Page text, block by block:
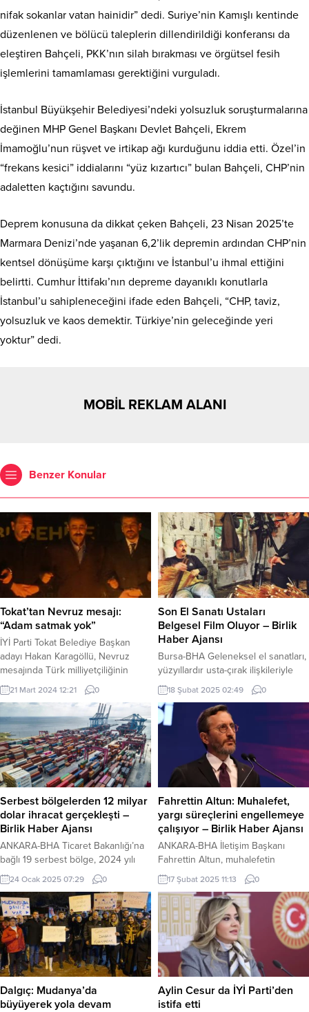
nifak sokanlar vatan hainidir” dedi. Suriye’nin Kamışlı kentinde
düzenlenen ve bölücü taleplerin dillendirildiği konferansı da
eleştiren Bahçeli, PKK’nın silah bırakması ve örgütsel fesih
işlemlerini tamamlaması gerektiğini vurguladı.
İstanbul Büyükşehir Belediyesi’ndeki yolsuzluk soruşturmalarına
değinen MHP Genel Başkanı Devlet Bahçeli, Ekrem
İmamoğlu’nun rüşvet ve irtikap ağı kurduğunu iddia etti. Özel’in
“frekans kesici” iddialarını “yüz kızartıcı” bulan Bahçeli, CHP’nin
adaletten kaçtığını savundu.
Deprem konusuna da dikkat çeken Bahçeli, 23 Nisan 2025’te
Marmara Denizi’nde yaşanan 6,2’lik depremin ardından CHP’nin
kentsel dönüşüme karşı çıktığını ve İstanbul’u ihmal ettiğini
belirtti. Cumhur İttifakı’nın depreme dayanıklı konutlarla
İstanbul’u sahipleneceğini ifade eden Bahçeli, “CHP, taviz,
yolsuzluk ve kaos demektir. Türkiye’nin geleceğinde yeri
yoktur” dedi.
MOBİL REKLAM ALANI
Benzer Konular
Tokat’tan Nevruz mesajı:
“Adam satmak yok”
İYİ Parti Tokat Belediye Başkan
adayı Hakan Karagöllü, Nevruz
mesajında Türk milliyetçiliğinin
simge isimlerinden Sinan Ateş’i
andı. “Adam satmak yok” diyerek
birlik ve beraberlik mesajı verdi.
Nurhan İÇMEZ – TOKAT HABER
TOKAT (İGFA) – İYİ Parti’nin Tokat
Belediye Başkan adayı Hakan
Karagöllü, Nevruz Bayramı
dolayısıyla anlamlı bir paylaşım
yaparak, Türk...
21 Mart 2024 12:21 0
Son El Sanatı Ustaları
Belgesel Film Oluyor – Birlik
Haber Ajansı
Bursa-BHA Geleneksel el sanatları,
yüzyıllardır usta-çırak ilişkileriyle
kuşaktan kuşağa aktarılan ve
kültürel mirasımızın önemli bir
parçası olan değerlerimiz arasında
yer alır. Ancak sanayileşme,
teknoloji ve yaşam koşulları
nedeniyle birçok el sanatı
günümüzde yok olma tehlikesiyle
karşı karşıya. Yönetmen Erkan
Ayçam ,“Son Kalanlar” belgeseliyle
bu sanatların nasıl yapıldığıyla ilgili
geçmişten günümüze...
18 Şubat 2025 02:49 0
Serbest bölgelerden 12 milyar
dolar ihracat gerçekleşti –
Birlik Haber Ajansı
ANKARA-BHA Ticaret Bakanlığı’na
bağlı 19 serbest bölge, 2024 yılı
boyunca toplamda 12 milyar dolar
ihracat yaparak önemli bir başarıya
imza attı. Aynı dönemde serbest
bölgeler, 4,1 milyar dolar dış ticaret
fazlası da sağladı. Bakanlık
tarafından yapılan açıklamada,
serbest bölgelerin Türkiye’nin
üretim kapasitesine, istihdam
olanaklarına ve dış ticaret
performansına katkı sağlamaya...
24 Ocak 2025 07:29 0
Fahrettin Altun: Muhalefet,
yargı süreçlerini engellemeye
çalışıyor – Birlik Haber Ajansı
ANKARA-BHA İletişim Başkanı
Fahrettin Altun, muhalefetin
Cumhurbaşkanı Recep Tayyip
Erdoğan’a yönelik suçlamalarına
tepki gösterdi. Sosyal medya
hesabı üzerinden açıklama yapan
Altun, muhalefet partilerinin yargı
süreçlerini ve Cumhurbaşkanı
Erdoğan’ı hedef alarak yaptığı
açıklamaların, hem iftira hem de
yargının işleyişini engellemeye
yönelik bir çaba olduğunu belirtti.
17 Şubat 2025 11:13 0
Dalgıç: Mudanya’da
büyüyerek yola devam
Aylin Cesur da İYİ Parti’den
istifa etti